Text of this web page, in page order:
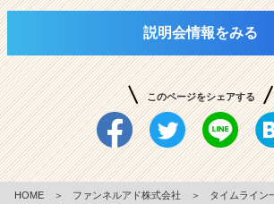
説明会情報をみる
このページをシェアする
HOME ＞ ファンネルアド株式会社 ＞ タイムライン